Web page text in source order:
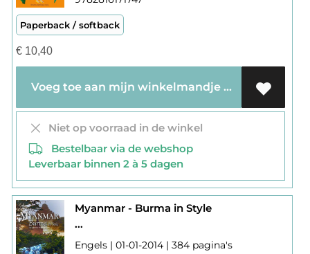
Paperback / softback
€10,40
Voeg toe aan mijn winkelmandje
Niet op voorraad in de winkel
Bestelbaar via de webshop
Leverbaar binnen 2 à 5 dagen
Myanmar - Burma in Style
...
Engels | 01-01-2014 | 384 pagina's